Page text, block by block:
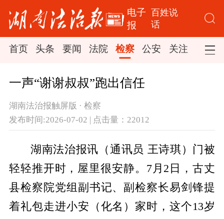
电子
报
百姓说
话
首页 头条 要闻 法院 检察 公安 关注 司法
一声“谢谢叔叔”跑出信任
湖南法治报触屏版 · 检察
发布时间:2026-07-02 | 点击量：22012
湖南法治报讯（通讯员 王诗琪）门被
轻轻推开时，屋里很安静。7月2日，古丈
县检察院党组副书记、副检察长易剑锋提
着礼包走进小安（化名）家时，这个13岁